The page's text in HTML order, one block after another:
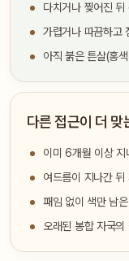
다치거나 찢어진
가렵거나 따끔하고
아직 붉은 튼살(홍
다른 접근이 더 맞
이미 6개월 이상
여드름이 지나간
패임 없이 색만 남
오래된 봉합 자국